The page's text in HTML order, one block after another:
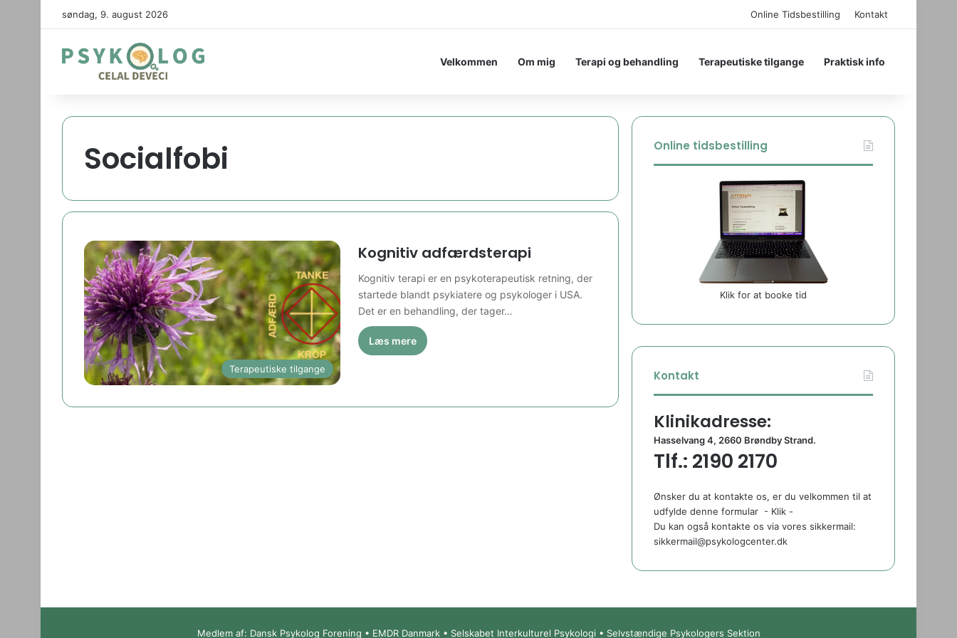
søndag, 9. august 2026 Online Tidsbestilling Kontakt
Velkommen Om mig Terapi og behandling Terapeutiske tilgange Praktisk info
Socialfobi
Terapeutiske tilgange
Kognitiv adfærdsterapi
Kognitiv terapi er en psykoterapeutisk retning, der
startede blandt psykiatere og psykologer i USA.
Det er en behandling, der tager…
Læs mere
Online tidsbestilling
Klik for at booke tid
Kontakt
Klinikadresse:
Hasselvang 4, 2660 Brøndby Strand.
Tlf.: 2190 2170
Ønsker du at kontakte os, er du velkommen til at
udfylde denne formular - Klik -
Du kan også kontakte os via vores sikkermail:
sikkermail@psykologcenter.dk
Medlem af: Dansk Psykolog Forening • EMDR Danmark • Selskabet Interkulturel Psykologi • Selvstændige Psykologers Sektion